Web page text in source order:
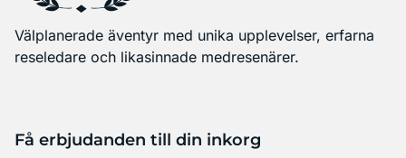
Välplanerade äventyr med unika upplevelser, erfarna
reseledare och likasinnade medresenärer.
Få erbjudanden till din inkorg